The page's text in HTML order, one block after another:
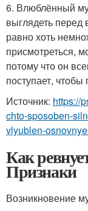
6. Влюблённый
выглядеть
равно хоть
присмотреться,
потому что он
поступает,
Источник: https://
chto-sposoben-
vlyublen-
Как
Признаки
Возникновение